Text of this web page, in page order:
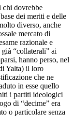
chi dovrebbe
dei meriti e delle
diverso, anche
mercato di
razionale e
“collaterali” ai
hanno perso, nel
Yalta) il loro
che ne
in esse quello
i partiti ideologici
di “decime” era
o particolare senza